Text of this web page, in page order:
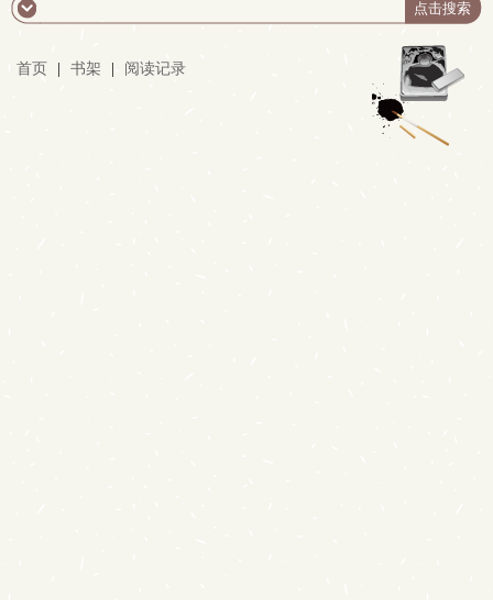
首页 书架 阅读记录